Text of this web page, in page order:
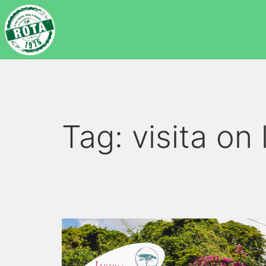
Tag: visita on